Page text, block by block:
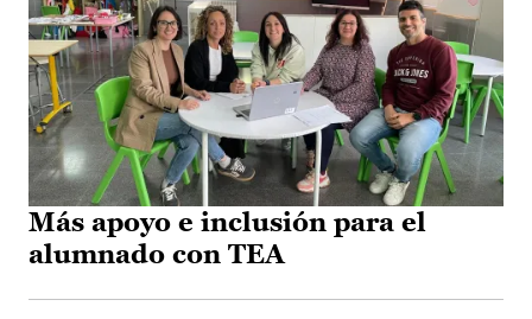
Más apoyo e inclusión para el
alumnado con TEA